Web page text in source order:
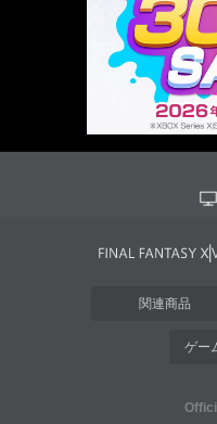
関連商品
ゲー